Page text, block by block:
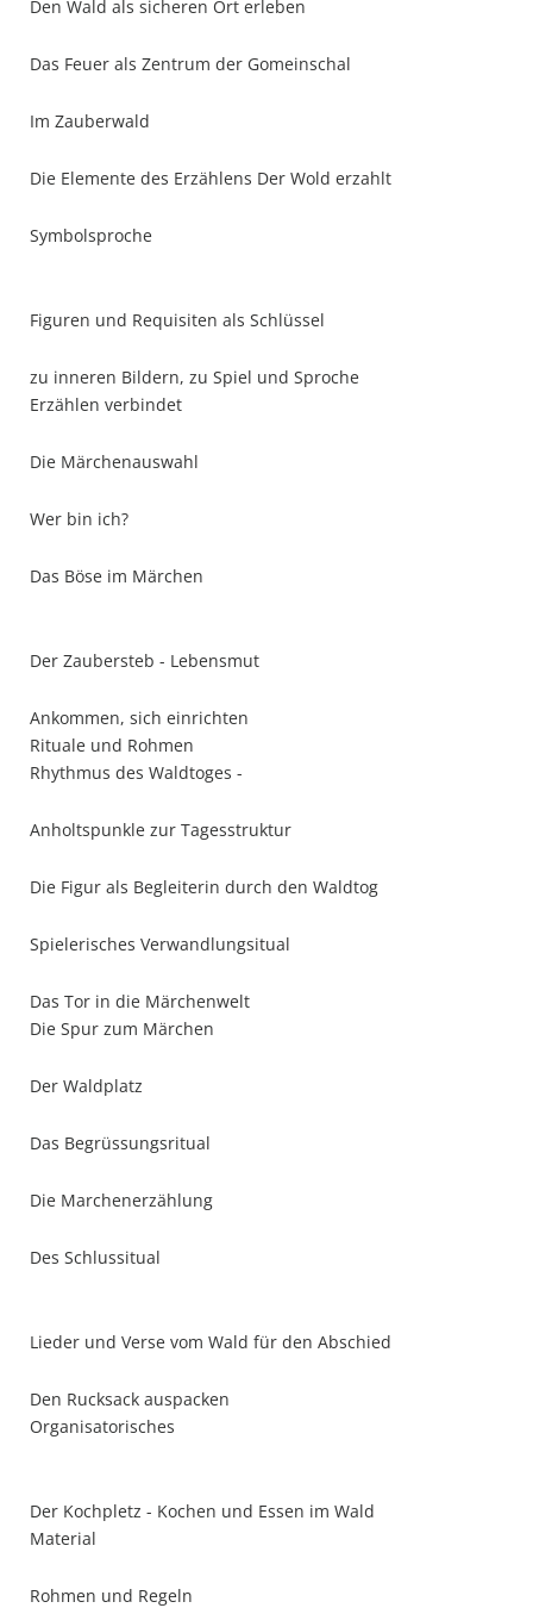
Den Wald als sicheren Ort erleben
Das Feuer als Zentrum der Gomeinschal
Im Zauberwald
Die Elemente des Erzählens Der Wold erzahlt
Symbolsproche
Figuren und Requisiten als Schlüssel
zu inneren Bildern, zu Spiel und Sproche
Erzählen verbindet
Die Märchenauswahl
Wer bin ich?
Das Böse im Märchen
Der Zaubersteb - Lebensmut
Ankommen, sich einrichten
Rituale und Rohmen
Rhythmus des Waldtoges -
Anholtspunkle zur Tagesstruktur
Die Figur als Begleiterin durch den Waldtog
Spielerisches Verwandlungsitual
Das Tor in die Märchenwelt
Die Spur zum Märchen
Der Waldplatz
Das Begrüssungsritual
Die Marchenerzählung
Des Schlussitual
Lieder und Verse vom Wald für den Abschied
Den Rucksack auspacken
Organisatorisches
Der Kochpletz - Kochen und Essen im Wald
Material
Rohmen und Regeln